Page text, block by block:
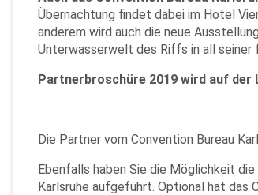
Übernachtung findet dabei im Hotel
anderem wird auch die neue
Unterwasserwelt des Riffs in all
Partnerbroschüre 2019 wird auf der
Die Partner vom Convention Bureau
Ebenfalls haben Sie die Möglichkeit
Karlsruhe aufgeführt. Optional hat das